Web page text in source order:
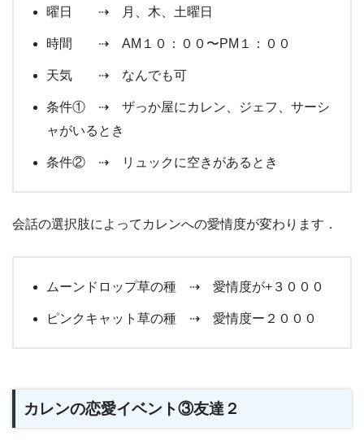
曜日 ⇢ 月、木、土曜日
時間 ⇢ AM１０：００〜PM１：００
天気 ⇢ なんでも可
条件① ⇢ ザっか屋にカレン、ジェフ、サーシ
ャがいるとき
条件② ⇢ リュックに空きがあるとき
会話の選択肢によってカレンへの愛情度が変わります．
ムーンドロップ草の種 ⇢ 愛情度が+３０００
ピンクキャット草の種 ⇢ 愛情度ー２０００
カレンの恋愛イベント③友達２